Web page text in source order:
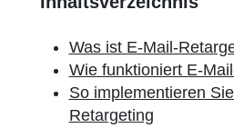
Was ist E-Mail-
Wie funktioniert E-
So implementieren
Retargeting